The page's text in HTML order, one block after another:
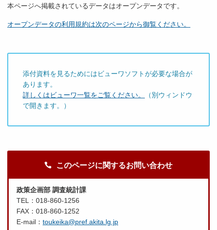
本ページへ掲載されているデータはオープンデータです。
オープンデータの利用規約は次のページから御覧ください。
添付資料を見るためにはビューワソフトが必要な場合が
あります。
詳しくはビューワ一覧をご覧ください。
（別ウィンドウ
で開きます。）
このページに関するお問い合わせ
政策企画部 調査統計課
TEL：018-860-1256
FAX：018-860-1252
E-mail： toukeika@pref.akita.lg.jp